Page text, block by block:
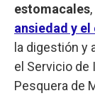
estomacales
ansiedad y el
la digestión y
el Servicio de
Pesquera de